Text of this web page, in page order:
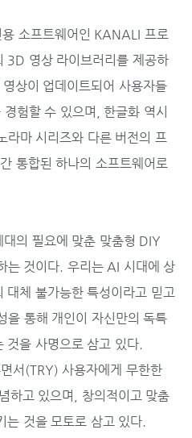
용 소프트웨어인 KANALI 프로
3D 영상 라이브러리를 제공하
상이 업데이트되어 사용자들
험할 수 있으며, 한글화 역시
라마 시리즈와 다른 버전의 프
통합된 하나의 소프트웨어로
의 필요에 맞춘 맞춤형 DIY
는 것이다. 우리는 AI 시대에 상
대체 불가능한 특성이라고 믿고
을 통해 개인이 자신만의 독특
것을 사명으로 삼고 있다.
서(TRY) 사용자에게 무한한
하고 있으며, 창의적이고 맞춤
는 것을 모토로 삼고 있다.